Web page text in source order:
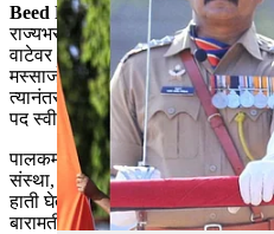
Beed Politics :
गुन्हेगारी, खून, दरोडे,
राज्यभरात बीड जिल्ह्याची झालेली
वाटेवर आणण्याचा विडा दिवंगत नेते
मस्साजोगचे सरपंच संतोष देशमुख यांची
त्यानंतर झालेल्या निर्घृण हत्या
पद स्वीकारत मोठे आव्हानही स्वीकारले
पालकमंत्री म्हणून अजित पवारांनी
संस्था, विमानतळ, बीड रेल्वे, पाणी
हाती घेत बीडला विकासाच्या
बारामती येथील विमान अपघातात